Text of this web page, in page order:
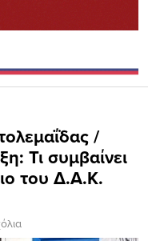
/
Τι συμβαίνει
του Δ.Α.Κ.